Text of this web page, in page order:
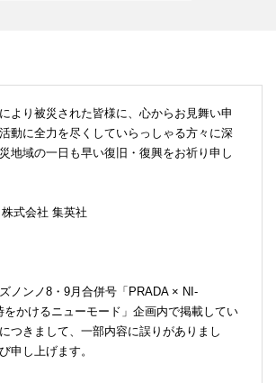
より被災された皆様に、心からお見舞い申
動に全力を尽くしていらっしゃる方々に深
地域の一日も早い復旧・復興をお祈り申し
式会社 集英社
ノンノ8・9月合併号「PRADA × NI-
かけるニューモード」企画内で掲載してい
つきまして、一部内容に誤りがありまし
申し上げます。